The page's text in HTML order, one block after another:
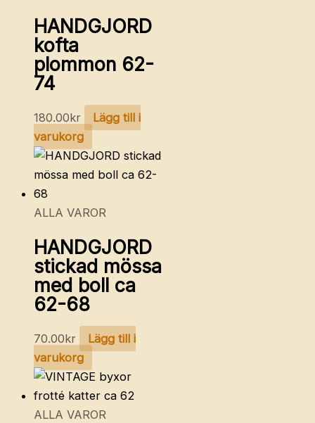
HANDGJORD
kofta
plommon 62-
74
180.00kr
Lägg till i
varukorg
ALLA VAROR
HANDGJORD
stickad mössa
med boll ca
62-68
70.00kr
Lägg till i
varukorg
ALLA VAROR